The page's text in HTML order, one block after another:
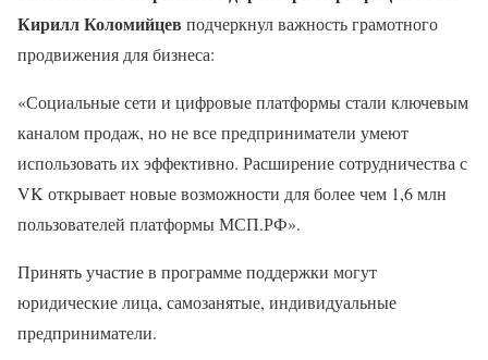
Кирилл Коломийцев подчеркнул важность грамотного
продвижения для бизнеса:
«Социальные сети и цифровые платформы стали ключевым
каналом продаж, но не все предприниматели умеют
использовать их эффективно. Расширение сотрудничества с
VK открывает новые возможности для более чем 1,6 млн
пользователей платформы МСП.РФ».
Принять участие в программе поддержки могут
юридические лица, самозанятые, индивидуальные
предприниматели.